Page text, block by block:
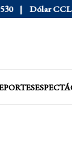
Dólar CCL